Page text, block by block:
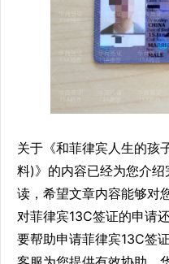
关于《和菲律宾人生的孩
料)》的内容已经为您介
读，希望文章内容能够对
对菲律宾13C签证的申请
要帮助申请菲律宾13C签